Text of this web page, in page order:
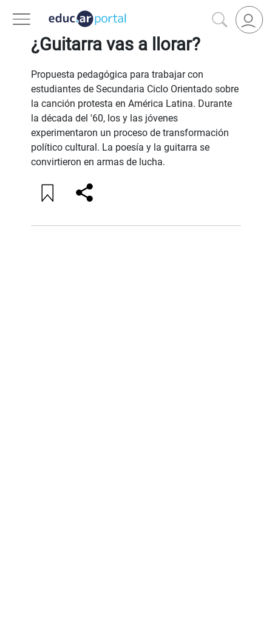
VOLVER A FILTROS
¿Guitarra vas a llorar?
Propuesta pedagógica para trabajar con
estudiantes de Secundaria Ciclo Orientado sobre
la canción protesta en América Latina. Durante
la década del '60, los y las jóvenes
experimentaron un proceso de transformación
político cultural. La poesía y la guitarra se
convirtieron en armas de lucha.